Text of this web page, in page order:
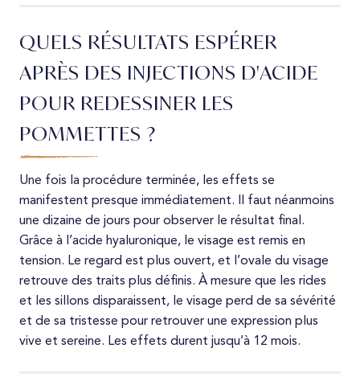
QUELS RÉSULTATS ESPÉRER
APRÈS DES INJECTIONS D'ACIDE
POUR REDESSINER LES
POMMETTES ?
Une fois la procédure terminée, les effets se
manifestent presque immédiatement. Il faut néanmoins
une dizaine de jours pour observer le résultat final.
Grâce à l’acide hyaluronique, le visage est remis en
tension. Le regard est plus ouvert, et l’ovale du visage
retrouve des traits plus définis. À mesure que les rides
et les sillons disparaissent, le visage perd de sa sévérité
et de sa tristesse pour retrouver une expression plus
vive et sereine. Les effets durent jusqu’à 12 mois.